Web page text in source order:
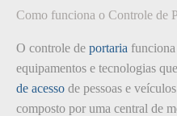
Como funciona o Controle de
O controle de portaria
equipamentos e tecnologias
de acesso de pessoas e
composto por uma central de